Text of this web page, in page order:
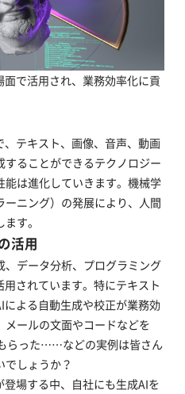
で活用され、業務効率化に貢
テキスト、画像、音声、動画
ることができるテクノロジー
は進化していきます。機械学
ニング）の発展により、人間
す。
活用
データ分析、プログラミング
されています。特にテキスト
よる自動生成や校正が業務効
ールの文面やコードなどを
らった……などの実例は皆さん
しょうか？
場する中、自社にも生成AIを